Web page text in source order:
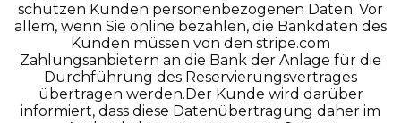
schützen Kunden personenbezogenen Daten. Vor
allem, wenn Sie online bezahlen, die Bankdaten des
Kunden müssen von den stripe.com
Zahlungsanbietern an die Bank der Anlage für die
Durchführung des Reservierungsvertrages
übertragen werden.Der Kunde wird darüber
informiert, dass diese Datenübertragung daher im